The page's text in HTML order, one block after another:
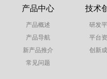
产品中心
产品概述
产品导航
新产品推介
常见问题
技术
研发
平台
创新